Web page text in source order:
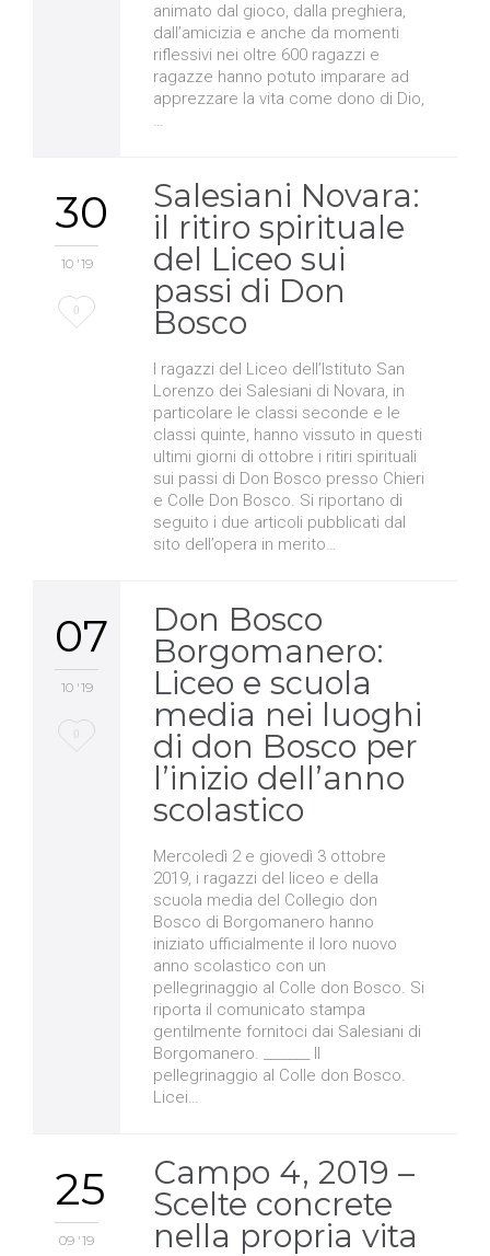
animato dal gioco, dalla preghiera,
dall’amicizia e anche da momenti
riflessivi nei oltre 600 ragazzi e
ragazze hanno potuto imparare ad
apprezzare la vita come dono di Dio,
…
30
10 '19
Love
0
Salesiani Novara:
il ritiro spirituale
del Liceo sui
passi di Don
Bosco
I ragazzi del Liceo dell’Istituto San
Lorenzo dei Salesiani di Novara, in
particolare le classi seconde e le
classi quinte, hanno vissuto in questi
ultimi giorni di ottobre i ritiri spirituali
sui passi di Don Bosco presso Chieri
e Colle Don Bosco. Si riportano di
seguito i due articoli pubblicati dal
sito dell’opera in merito…
07
10 '19
Love
0
Don Bosco
Borgomanero:
Liceo e scuola
media nei luoghi
di don Bosco per
l’inizio dell’anno
scolastico
Mercoledì 2 e giovedì 3 ottobre
2019, i ragazzi del liceo e della
scuola media del Collegio don
Bosco di Borgomanero hanno
iniziato ufficialmente il loro nuovo
anno scolastico con un
pellegrinaggio al Colle don Bosco. Si
riporta il comunicato stampa
gentilmente fornitoci dai Salesiani di
Borgomanero. _______ Il
pellegrinaggio al Colle don Bosco.
Licei…
25
09 '19
Campo 4, 2019 –
Scelte concrete
nella propria vita